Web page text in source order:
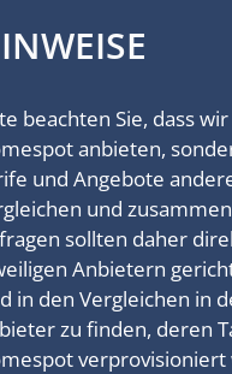
beachten Sie, dass
anbieten,
und Angebote
und
sollten daher
Anbietern
in den Vergleichen in
zu finden, deren
verprovisioniert